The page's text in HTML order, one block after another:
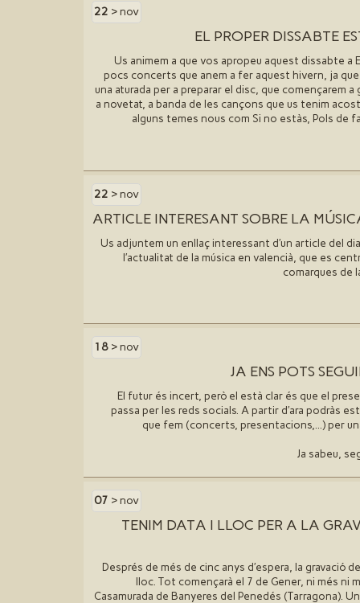
22 > nov
EL PROPER DISSABTE
Us animem a que vos apropeu aquest dissabte a
pocs concerts que anem a fer aquest hivern, ja
una aturada per a preparar el disc, que començarem a
a novetat, a banda de les cançons que us tenim
alguns temes nous com Si no estàs, Pols de
22 > nov
ARTICLE INTERESANT SOBRE LA
Us adjuntem un enllaç interessant d′un article del
l′actualitat de la música en valencià, que es
comarques de
18 > nov
JA ENS POTS
El futur és incert, però el està clar és que el
passa per les reds socials. A partir d′ara podràs
que fem (concerts, presentacions,...) per
Ja sabeu,
07 > nov
TENIM DATA I LLOC PER A LA
Després de més de cinc anys d′espera, la gravació
lloc. Tot començarà el 7 de Gener, ni més ni
Casamurada de Banyeres del Penedés (Tarragona).